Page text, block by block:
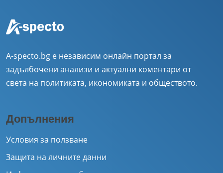
A-specto.bg е независим онлайн портал за
задълбочени анализи и актуални коментари от
света на политиката, икономиката и обществото.
Допълнения
Условия за ползване
Защита на личните данни